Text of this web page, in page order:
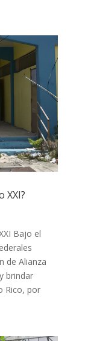
XXI?
Bajo el
de Alianza
brindar
Rico, por